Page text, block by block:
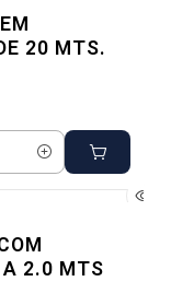
20 MTS.
A 2.0 MTS